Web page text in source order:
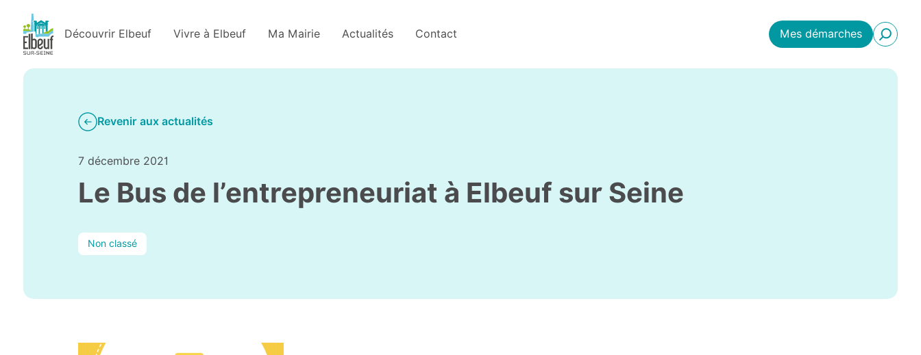
Découvrir Elbeuf Vivre à Elbeuf Ma Mairie Actualités Contact Mes démarches
Revenir aux actualités
7 décembre 2021
Le Bus de l’entrepreneuriat à Elbeuf sur Seine
Non classé